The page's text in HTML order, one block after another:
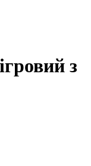
з